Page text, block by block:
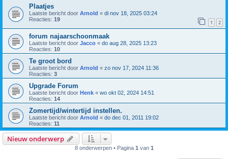
Plaatjes
Laatste bericht door Arnold « di nov 18, 2025 03:24
Reacties: 19 1 2
forum najaarschoonmaak
Laatste bericht door Jacco « do aug 28, 2025 13:23
Reacties: 10
Te groot bord
Laatste bericht door Arnold « zo nov 17, 2024 11:36
Reacties: 3
Upgrade Forum
Laatste bericht door Henk « wo okt 02, 2024 14:51
Reacties: 14
Zomertijd/wintertijd instellen.
Laatste bericht door Arnold « do dec 01, 2011 19:02
Reacties: 11
Nieuw onderwerp
8 onderwerpen • Pagina 1 van 1